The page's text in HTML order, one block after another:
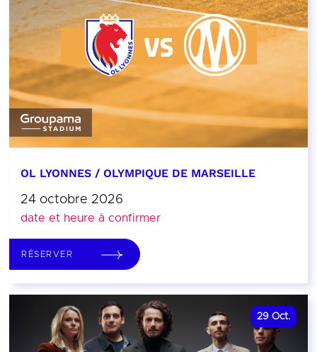
OL LYONNES / OLYMPIQUE DE MARSEILLE
24 octobre 2026
date et heure à confirmer
RÉSERVER
29 Oct.